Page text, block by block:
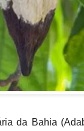
da Bahia